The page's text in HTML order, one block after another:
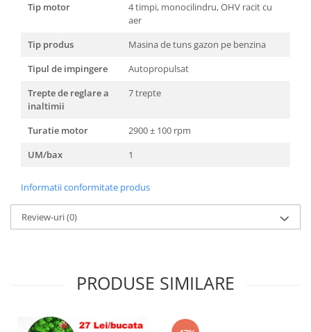
Tip motor
4 timpi, monocilindru, OHV racit cu
aer
Tip produs
Masina de tuns gazon pe benzina
Tipul de impingere
Autopropulsat
Trepte de reglare a
inaltimii
7 trepte
Turatie motor
2900 ± 100 rpm
UM/bax
1
Informatii conformitate produs
Review-uri(0)
PRODUSE SIMILARE